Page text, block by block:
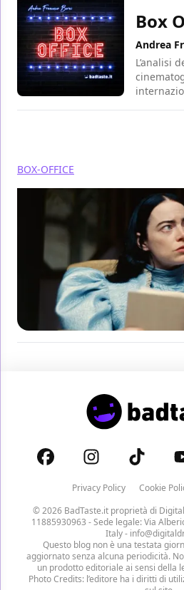
Box
Andrea
L’analisi
BOX-OFFICE
Privacy Policy Cookie
© 2026 BadTaste.it proprietà di
11885930963 - Sede legale: Via
Italy -
Questo blog non è una testata
aggiornato senza alcuna periodicità.
un prodotto editoriale ai sensi della
Photo Credits: l’editore ha i diritti di